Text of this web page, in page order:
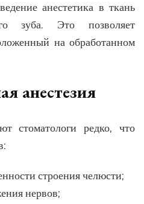
анестетика в ткань
зуба. Это позволяет
на обработанном
анестезия
стоматологи редко, что
строения челюсти;
нервов;